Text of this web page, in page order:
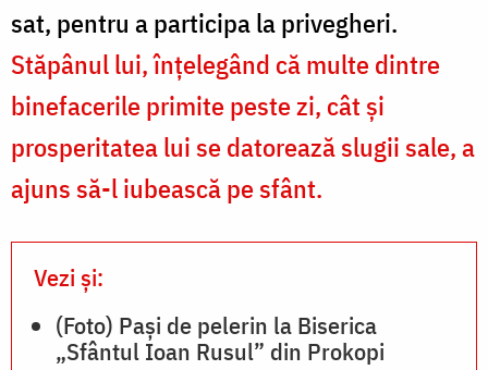
sat, pentru a participa la privegheri.
Stăpânul lui, înţelegând că multe dintre
binefacerile primite peste zi, cât şi
prosperitatea lui se datorează slugii sale, a
ajuns să-l iubească pe sfânt.
Vezi și:
(Foto) Pași de pelerin la Biserica
„Sfântul Ioan Rusul” din Prokopi